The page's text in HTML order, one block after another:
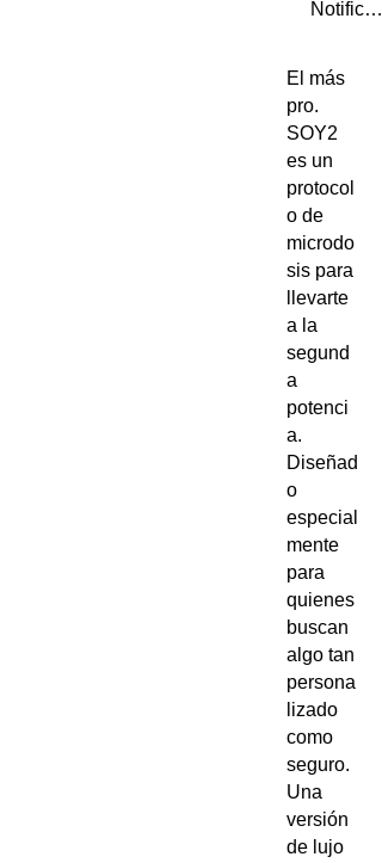
El más
pro.
SOY2
es un
protocol
o de
microdo
sis para
llevarte
a la
segund
a
potenci
a.
Diseñad
o
especial
mente
para
quienes
buscan
algo tan
persona
lizado
como
seguro.
Una
versión
de lujo